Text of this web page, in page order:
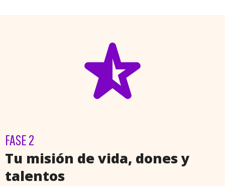
FASE 2
Tu misión de vida, dones y
talentos